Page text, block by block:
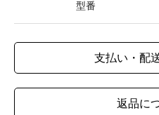
型番
支払い・配
返品に